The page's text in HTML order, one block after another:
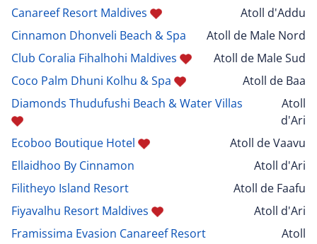
Canareef Resort Maldives
Atoll d'Addu
Cinnamon Dhonveli Beach & Spa
Atoll de Male Nord
Club Coralia Fihalhohi Maldives
Atoll de Male Sud
Coco Palm Dhuni Kolhu & Spa
Atoll de Baa
Diamonds Thudufushi Beach & Water Villas
Atoll
d'Ari
Ecoboo Boutique Hotel
Atoll de Vaavu
Ellaidhoo By Cinnamon
Atoll d'Ari
Filitheyo Island Resort
Atoll de Faafu
Fiyavalhu Resort Maldives
Atoll d'Ari
Framissima Evasion Canareef Resort
Atoll